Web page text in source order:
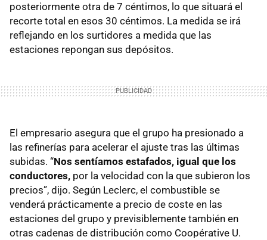
posteriormente otra de 7 céntimos, lo que situará el
recorte total en esos 30 céntimos. La medida se irá
reflejando en los surtidores a medida que las
estaciones repongan sus depósitos.
El empresario asegura que el grupo ha presionado a
las refinerías para acelerar el ajuste tras las últimas
subidas. “Nos sentíamos estafados, igual que los
conductores, por la velocidad con la que subieron los
precios”, dijo. Según Leclerc, el combustible se
venderá prácticamente a precio de coste en las
estaciones del grupo y previsiblemente también en
otras cadenas de distribución como Coopérative U.